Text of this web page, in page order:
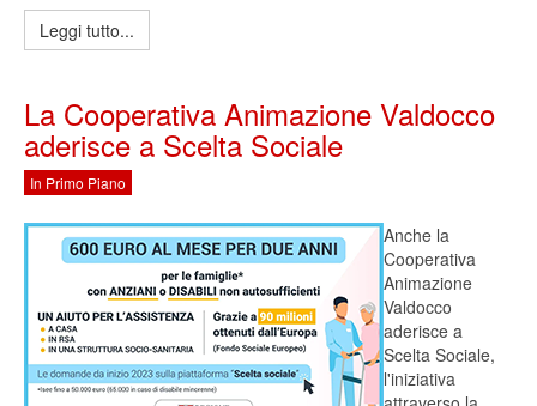
Leggi tutto...
La Cooperativa Animazione Valdocco
aderisce a Scelta Sociale
In Primo Piano
Anche la
Cooperativa
Animazione
Valdocco
aderisce a
Scelta Sociale,
l'iniziativa